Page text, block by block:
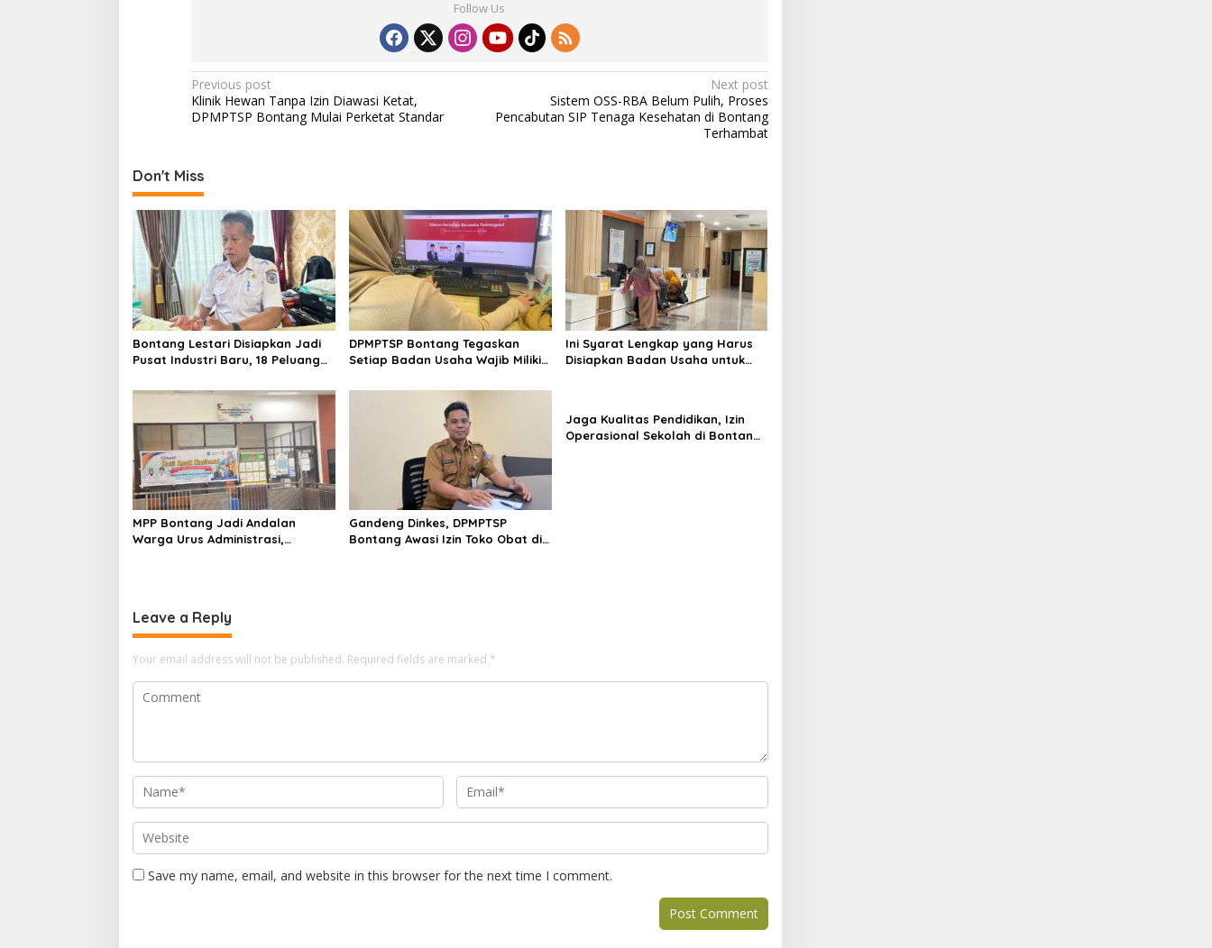
Follow Us
P
o
n
a
v
i
g
a
t
i
o
n
Previous post
Klinik Hewan Tanpa Izin Diawasi Ketat,
DPMPTSP Bontang Mulai Perketat Standar
Next post
Sistem OSS-RBA Belum Pulih, Proses
Pencabutan SIP Tenaga Kesehatan di Bontang
Terhambat
Don't Miss
Bontang Lestari Disiapkan Jadi
Pusat Industri Baru, 18 Peluang
DPMPTSP Bontang Tegaskan
Setiap Badan Usaha Wajib Miliki
Ini Syarat Lengkap yang Harus
Disiapkan Badan Usaha untuk
MPP Bontang Jadi Andalan
Warga Urus Administrasi,
Gandeng Dinkes, DPMPTSP
Bontang Awasi Izin Toko Obat di
Jaga Kualitas Pendidikan, Izin
Operasional Sekolah di Bontang
Leave a Reply
Your email address will not be published. Required fields are marked *
Save my name, email, and website in this browser for the next time I comment.